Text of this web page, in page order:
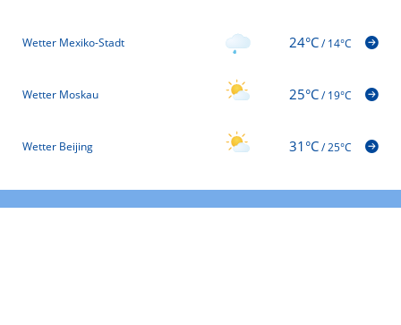
Wetter Mexiko-Stadt 24°C/14°C
Wetter Moskau 25°C/19°C
Wetter Beijing 31°C/25°C